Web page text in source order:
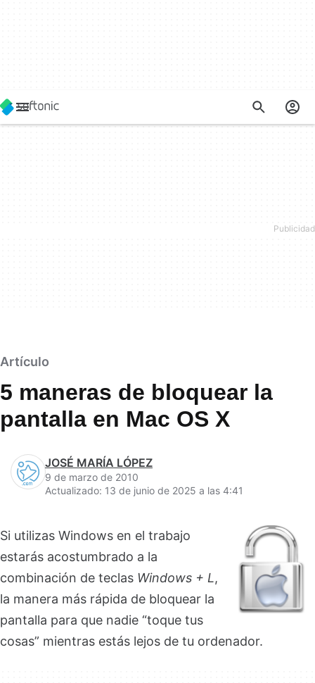
Artículo
5 maneras de bloquear la
pantalla en Mac OS X
JOSÉ MARÍA LÓPEZ
9 de marzo de 2010
Actualizado: 13 de junio de 2025 a las 4:41
Si utilizas Windows en el trabajo
estarás acostumbrado a la
combinación de teclas Windows + L,
la manera más rápida de bloquear la
pantalla para que nadie “toque tus
cosas” mientras estás lejos de tu ordenador.